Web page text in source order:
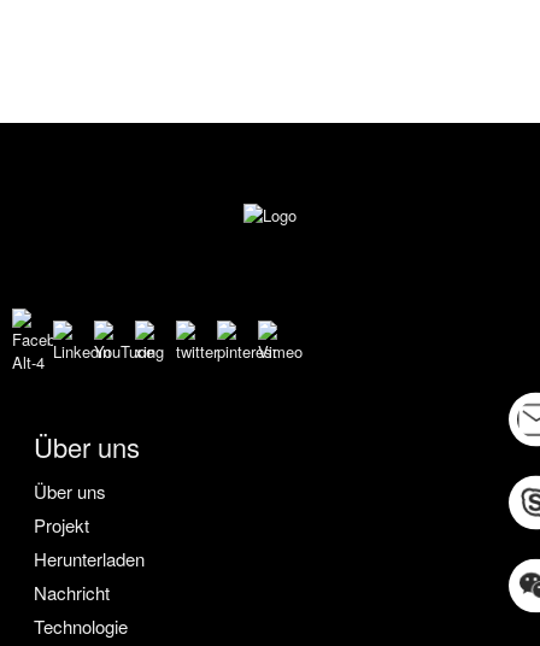
Über uns
Über uns
Projekt
Herunterladen
Nachricht
Technologie